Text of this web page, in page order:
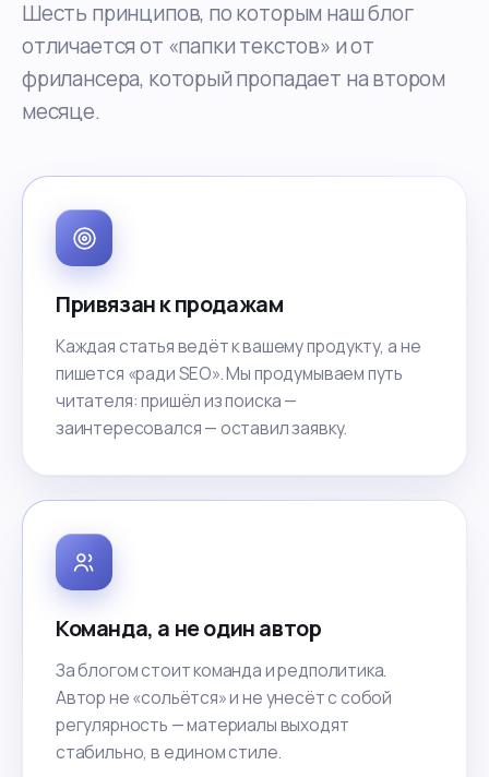
Шесть принципов, по которым наш блог
отличается от «папки текстов» и от
фрилансера, который пропадает на втором
месяце.
Привязан к продажам
Каждая статья ведёт к вашему продукту, а не
пишется «ради SEO». Мы продумываем путь
читателя: пришёл из поиска —
заинтересовался — оставил заявку.
Команда, а не один автор
За блогом стоит команда и редполитика.
Автор не «сольётся» и не унесёт с собой
регулярность — материалы выходят
стабильно, в едином стиле.